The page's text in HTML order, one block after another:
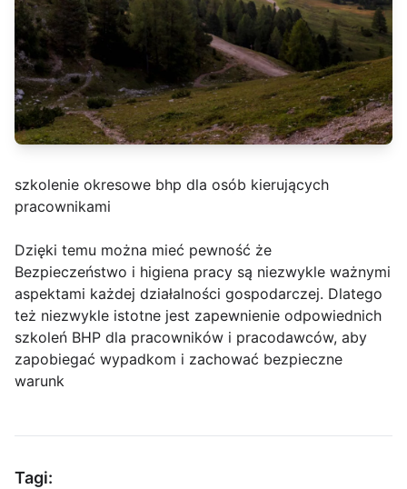
szkolenie okresowe bhp dla osób kierujących
pracownikami
Dzięki temu można mieć pewność że
Bezpieczeństwo i higiena pracy są niezwykle ważnymi
aspektami każdej działalności gospodarczej. Dlatego
też niezwykle istotne jest zapewnienie odpowiednich
szkoleń BHP dla pracowników i pracodawców, aby
zapobiegać wypadkom i zachować bezpieczne
warunk
Tagi: